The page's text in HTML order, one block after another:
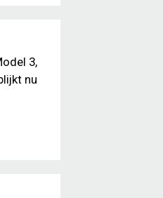
3,
nu